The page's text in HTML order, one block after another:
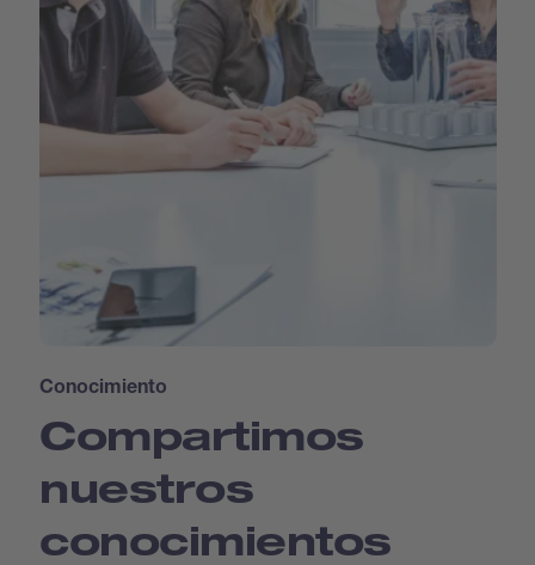
Conocimiento
Compartimos
nuestros
conocimientos